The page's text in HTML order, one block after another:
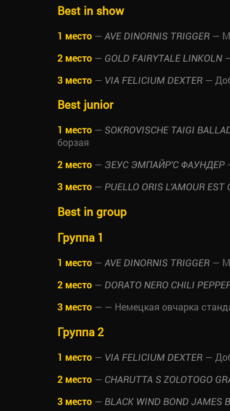
Best in show
1 место — AVE DINORNIS TRIGGER —
2 место — GOLD FAIRYTALE LINKOLN
3 место — VIA FELICIUM DEXTER —
Best junior
1 место — SOKROVISCHE TAIGI
борзая
2 место — ЗЕУС ЭМПАЙР'С ФАУНДЕР
3 место — PUELLO ORIS L'AMOUR EST
Best in group
Группа 1
1 место — AVE DINORNIS TRIGGER —
2 место — DORATO NERO CHILI
3 место — — Немецкая овчарка
Группа 2
1 место — VIA FELICIUM DEXTER —
2 место — CHARUTTA S ZOLOTOGO
3 место — BLACK WIND BOND JAMES